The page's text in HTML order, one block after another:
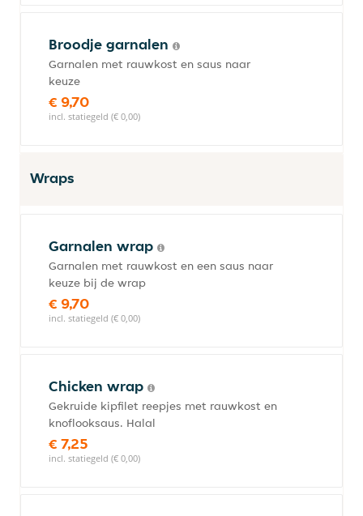
Broodje garnalen
Garnalen met rauwkost en saus naar
keuze
€ 9,70
incl. statiegeld (€ 0,00)
Wraps
Garnalen wrap
Garnalen met rauwkost en een saus naar
keuze bij de wrap
€ 9,70
incl. statiegeld (€ 0,00)
Chicken wrap
Gekruide kipfilet reepjes met rauwkost en
knoflooksaus. Halal
€ 7,25
incl. statiegeld (€ 0,00)